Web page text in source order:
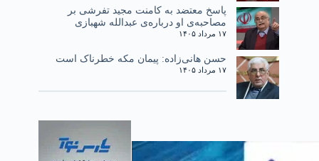
پاسخ معتضد به کامنت مجید تفرشی بر
مصاحبه‌ی او درباره‌ی عبدالله شهبازی
۱۷ مرداد ۱۴۰۵
حسن هانی‌زاده: پیمان مکه خطرناک است
۱۷ مرداد ۱۴۰۵